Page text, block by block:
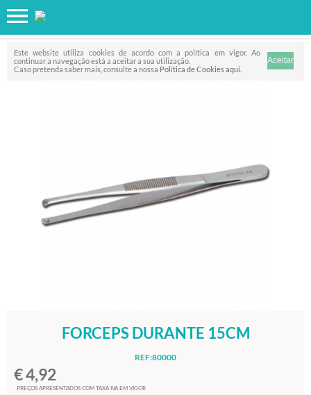
Este website utiliza cookies de acordo com a política em vigor. Ao
continuar a navegação está a aceitar a sua utilização.
Caso pretenda saber mais, consulte a nossa Política de Cookies aqui
FORCEPS DURANTE 15CM
REF:80000
€ 4,92
PREÇOS APRESENTADOS COM TAXA IVA EM VIGOR